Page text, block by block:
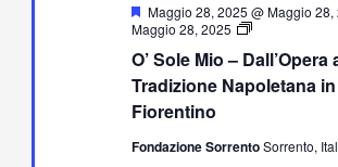
O’ Sole Mio – Dall’Opera
Tradizione Napoletana
Fiorentino
Segnalati
Maggio 28, 2025 @ Maggio 28,
Maggio 28, 2025
O’
Mio
–
Dall’Opera
Napoletana
Fondazione SorrentoSorrento,